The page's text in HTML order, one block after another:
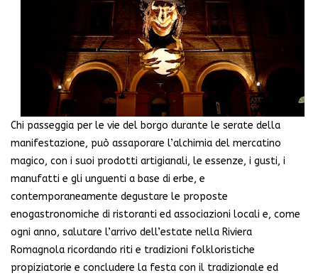
Chi passeggia per le vie del borgo durante le serate della
manifestazione, può assaporare l’alchimia del mercatino
magico, con i suoi prodotti artigianali, le essenze, i gusti, i
manufatti e gli unguenti a base di erbe, e
contemporaneamente degustare le proposte
enogastronomiche di ristoranti ed associazioni locali e, come
ogni anno, salutare l’arrivo dell’estate nella Riviera
Romagnola ricordando riti e tradizioni folkloristiche
propiziatorie e concludere la festa con il tradizionale ed